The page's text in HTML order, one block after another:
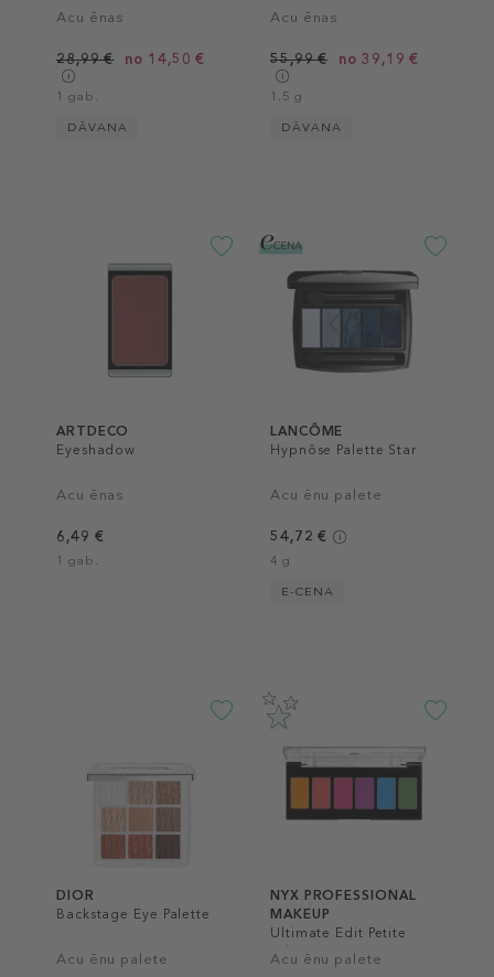
Acu ēnas
28,99 € no 14,50 €
1 gab.
DĀVANA
Acu ēnas
55,99 € no 39,19 €
1.5 g
DĀVANA
ARTDECO
Eyeshadow
Acu ēnas
6,49 €
1 gab.
LANCÔME
Hypnôse Palette Star
Acu ēnu palete
54,72 €
4 g
E-CENA
DIOR
Backstage Eye Palette
Acu ēnu palete
NYX PROFESSIONAL
MAKEUP
Ultimate Edit Petite
Palette
Acu ēnu palete